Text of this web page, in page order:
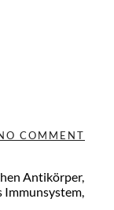
COMMENT
Antikörper,
Immunsystem,